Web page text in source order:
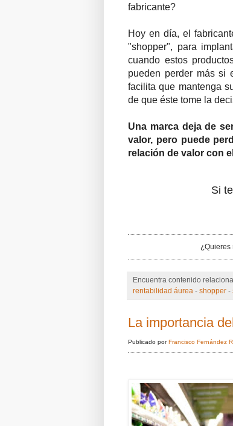
fabricante?
Hoy en día, el
"shopper", para
cuando estos
pueden perder más si
facilita que mantenga
de que éste tome la
Una marca deja de
valor, pero puede
relación de valor con
Si
¿Quieres
Encuentra contenido
rentabilidad áurea - shopper -
La importancia
Publicado por Francisco Fernández